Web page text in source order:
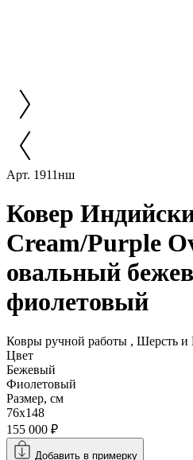
Арт. 1911нш
Ковер
Cream/Purple
овальный
фиолетовый
Ковры ручной работы , Шерсть
Цвет
Бежевый
Фиолетовый
Размер, см
76x148
155 000 ₽
Добавить в примерку